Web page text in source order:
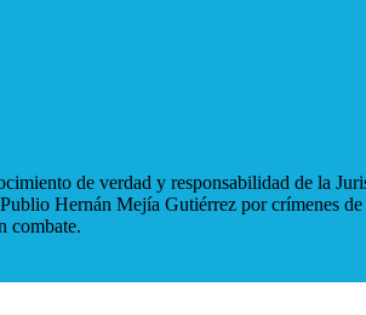
de verdad y responsabilidad de la
Hernán Mejía Gutiérrez por crímenes
combate.